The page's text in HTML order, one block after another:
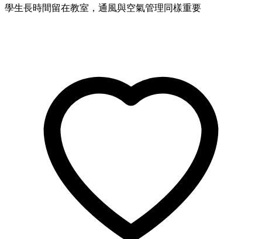
學生長時間留在教室，通風與空氣管理同樣重要